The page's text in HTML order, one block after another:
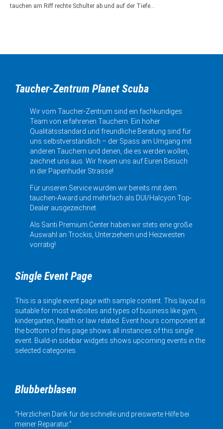
tauchen am Riff rechte Schulter ab und auf der Tiefe…
Taucher-Zentrum Planet Scuba
Wir vom Taucher-Zentrum sind ein fachkundiges
Team von erfahrenen Tauchern. Ein hoher
Qualitätsstandard und freundliche Beratung sind für
uns selbstverständlich – der Spass am Umgang mit
anderen Tauchern und denen, die es werden wollen,
zeichnet uns aus. Wir freuen uns auf Euren Besuch
in der Papenhuder Strasse!
Für unseren Service wurden wir bereits mit dem
tauchen-Award und mehrfach als DUI/Halcyon Top-
Dealer ausgezeichnet.
Als Santi Premium Center haben wir stets eine große
Auswahl an Trockis, Unterziehern und Heizwesten
vorrätig!
Single Event Page
This is a single event page with sample content. This layout is
suitable for most websites and types of business like gym,
kindergarten, health or law related. Event hours component at
the bottom of this page shows all instances of this single
event. Build-in sidebar widgets shows upcoming events in the
selected categories.
Blubberblasen
“Herzlichen Dank für die schnelle und preiswerte Hilfe bei
meiner Reparatur.”